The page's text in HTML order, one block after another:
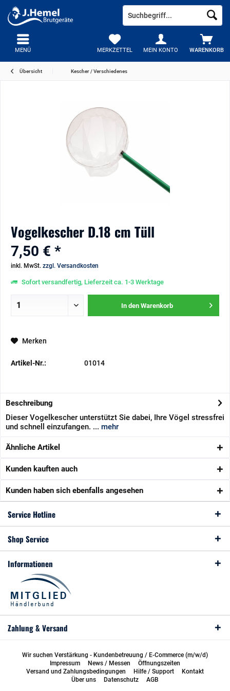
WARENKORB
MERKZETTEL MEIN KONTO
MENÜ
Übersicht Kescher / Verschiedenes
Vogelkescher D.18 cm Tüll
7,50 € *
inkl. MwSt. zzgl. Versandkosten
Sofort versandfertig, Lieferzeit ca. 1-3 Werktage
In den Warenkorb
Merken
Artikel-Nr.: 01014
Beschreibung
Dieser Vogelkescher unterstützt Sie dabei, Ihre Vögel stressfrei
und schnell einzufangen. ... mehr
Ähnliche Artikel
Kunden kauften auch
Kunden haben sich ebenfalls angesehen
Service Hotline
Shop Service
Informationen
Zahlung & Versand
Wir suchen Verstärkung - Kundenbetreuung / E-Commerce (m/w/d)
Impressum
News / Messen
Öffnungszeiten
Versand und Zahlungsbedingungen
Hilfe / Support
Kontakt
Über uns
Datenschutz AGB